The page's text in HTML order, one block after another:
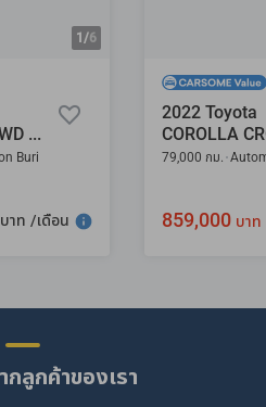
1/6
FORTUNER SIGMA 4 4WD 2.8
Buri
าท /เดือน
2022 Toyota
79,000 กม.
859,000 บาท
กลูกค้าของเรา